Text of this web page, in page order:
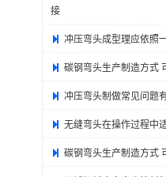
接
冲压弯头成型理应依照
碳钢弯头生产制造方式
冲压弯头制做常见问题
无缝弯头在操作过程中
碳钢弯头生产制造方式